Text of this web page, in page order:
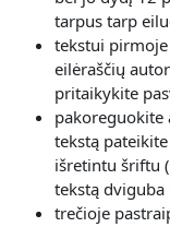
tarpus tarp
tekstui
eilėraščių
pritaikykite
pakoreguokite
tekstą
išretintu šriftu
tekstą dviguba
trečioje